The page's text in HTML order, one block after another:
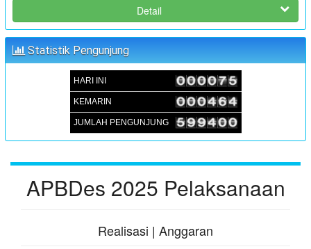
MUSRENBANGDES PENYUSUNAN RKPDes T.A 2025 DAN
DU-RKP T.A 2026
Waktu
: Aula Kantor Desa Sambueja
: JUFRI (SEKDES SAMBUEJA)
Detail
Statistik Pengunjung
HARI INI
KEMARIN
JUMLAH PENGUNJUNG
APBDes 2025 Pelaksanaan
Realisasi | Anggaran